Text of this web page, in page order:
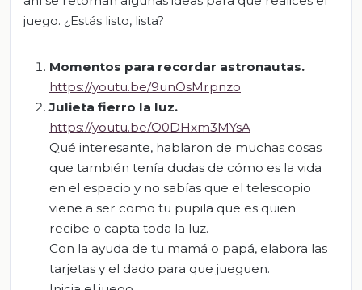
juego. ¿Estás listo, lista?
Momentos para recordar astronautas.
https://youtu.be/9unOsMrpnzo
Julieta fierro la luz.
https://youtu.be/O0DHxm3MYsA
Qué interesante, hablaron de muchas cosas
que también tenía dudas de cómo es la vida
en el espacio y no sabías que el telescopio
viene a ser como tu pupila que es quien
recibe o capta toda la luz.
Con la ayuda de tu mamá o papá, elabora las
tarjetas y el dado para que jueguen.